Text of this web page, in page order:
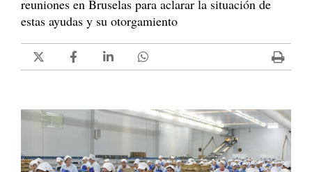
reuniones en Bruselas para aclarar la situación de
estas ayudas y su otorgamiento